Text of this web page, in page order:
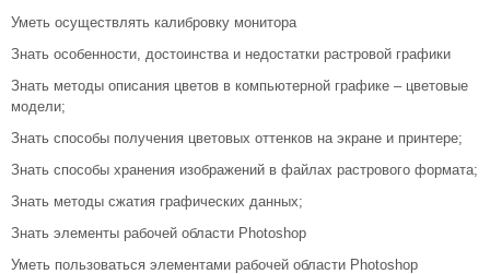
Уметь осуществлять калибровку монитора
Знать особенности, достоинства и недостатки растровой графики
Знать методы описания цветов в компьютерной графике – цветовые
модели;
Знать способы получения цветовых оттенков на экране и принтере;
Знать способы хранения изображений в файлах растрового формата;
Знать методы сжатия графических данных;
Знать элементы рабочей области Photoshop
Уметь пользоваться элементами рабочей области Photoshop